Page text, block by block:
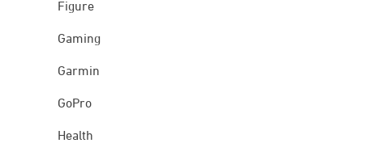
Figure
Gaming
Garmin
GoPro
Health